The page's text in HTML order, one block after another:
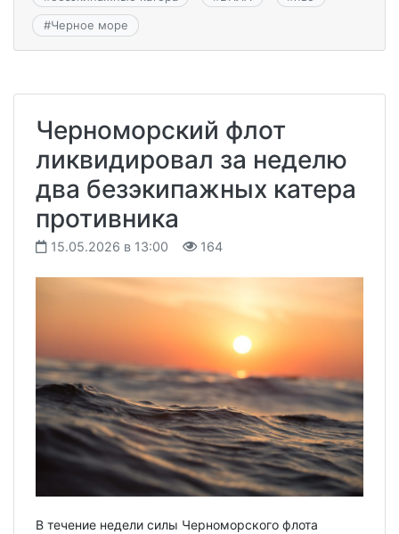
#Черное море
Черноморский флот
ликвидировал за неделю
два безэкипажных катера
противника
15.05.2026 в 13:00 164
В течение недели силы Черноморского флота